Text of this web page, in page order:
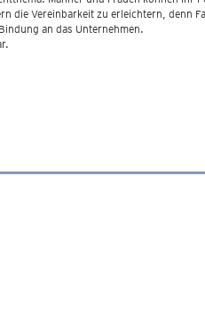
die Vereinbarkeit zu erleichtern, denn
an das Unternehmen.